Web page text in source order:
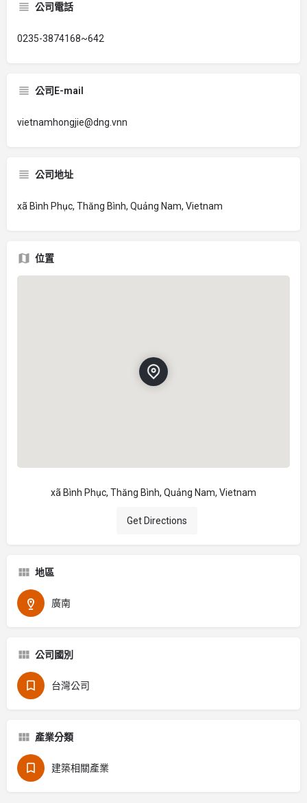
公司電話
0235-3874168~642
公司E-mail
vietnamhongjie@dng.vnn
公司地址
xã Bình Phục, Thăng Bình, Quảng Nam, Vietnam
位置
xã Bình Phục, Thăng Bình, Quảng Nam, Vietnam
Get Directions
地區
廣南
公司國別
台灣公司
產業分類
建築相關產業